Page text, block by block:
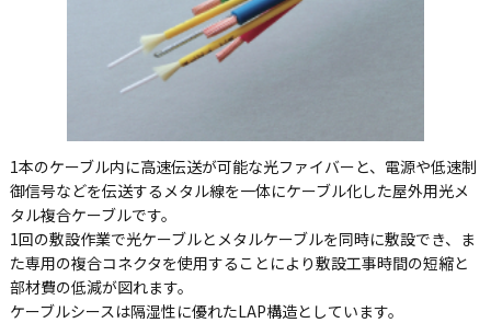
1本のケーブル内に高速伝送が可能な光ファイバーと、電源や低速制
御信号などを伝送するメタル線を一体にケーブル化した屋外用光メ
タル複合ケーブルです。
1回の敷設作業で光ケーブルとメタルケーブルを同時に敷設でき、ま
た専用の複合コネクタを使用することにより敷設工事時間の短縮と
部材費の低減が図れます。
ケーブルシースは隔湿性に優れたLAP構造としています。